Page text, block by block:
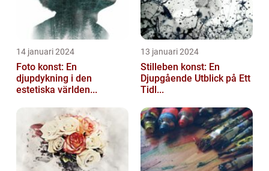
14 januari 2024
Foto konst: En
djupdykning i den
estetiska världen...
13 januari 2024
Stilleben konst: En
Djupgående Utblick på Ett
Tidl...